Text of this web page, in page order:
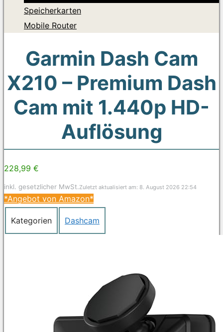
Speicherkarten
Mobile Router
Garmin Dash Cam
X210 – Premium Dash
Cam mit 1.440p HD-
Auflösung
228,99 €
inkl. gesetzlicher MwSt.Zuletzt aktualisiert am: 8. August 2026 22:54
*Angebot von Amazon*
Kategorien Dashcam